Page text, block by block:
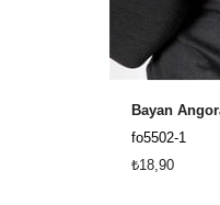
fo5502-1
₺18,90